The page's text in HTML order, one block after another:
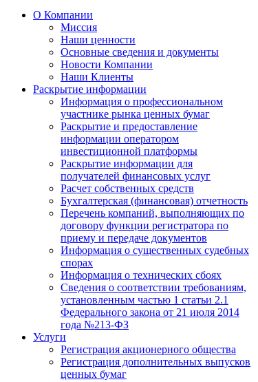
О Компании
Миссия
Наши ценности
Основные сведения и документы
Новости Компании
Наши Клиенты
Раскрытие информации
Информация о профессиональном
участнике рынка ценных бумаг
Раскрытие и предоставление
информации оператором
инвестиционной платформы
Раскрытие информации для
получателей финансовых услуг
Расчет собственных средств
Бухгалтерская (финансовая) отчетность
Перечень компаний, выполняющих по
договору функции регистратора по
приему и передаче документов
Информация о существенных судебных
спорах
Информация о технических сбоях
Сведения о соответствии требованиям,
установленным частью 1 статьи 2.1
Федерального закона от 21 июля 2014
года №213-ФЗ
Услуги
Регистрация акционерного общества
Регистрация дополнительных выпусков
ценных бумаг